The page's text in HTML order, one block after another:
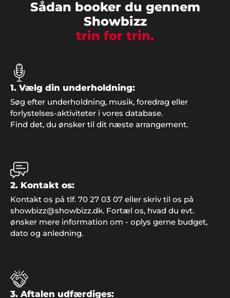
Claus G. Mikkelsen
"Bestyrelsen og jeg fik igen et godt arrangement
op at stå. Denne gang leverede Showbizz Danmark
Jeanne, Roskilde
"Godt med gode ideer, når man ikke selv har
nogen. Vi havde en helt genial fest, takket være
Showbizz Danmark".
vores årlige fest. Stor tak for god service".
Sådan booker du gennem
Showbizz
trin for trin.
1. Vælg din underholdning:
Søg efter underholdning, musik, foredrag eller
forlystelses-aktiviteter i vores database.
Find det, du ønsker til dit næste arrangement.
2. Kontakt os:
Kontakt os på tlf. 70 27 03 07 eller skriv til os på
showbizz@showbizz.dk. Fortæl os, hvad du evt.
ønsker mere information om - oplys gerne budget,
dato og anledning.
3. Aftalen udfærdiges: